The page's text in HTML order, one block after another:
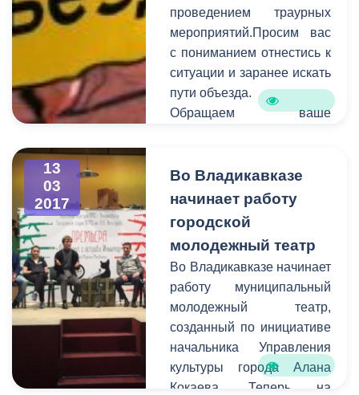
оперативном порядке
устраняют проблемы в
сфере ЖКХ.
проведением траурных
мероприятий.Просим вас
с пониманием отнестись к
ситуации и заранее искать
пути объезда.
Обращаем ваше
своевременно сообщать
информацию о
планируемом перекрытии
в администрацию города.
Смысл этого оповещения
состоит в том, чтобы АМС
г. Владикавказ имела
возможность
предупредить остальных
граждан города о
временных неудобствах
13
03
2017
Во Владикавказе
начинает работу
городской
молодежный театр
Во Владикавказе начинает
работу муниципальный
молодежный театр,
созданный по инициативе
начальника Управления
культуры города Алана
Кокаева. Теперь на